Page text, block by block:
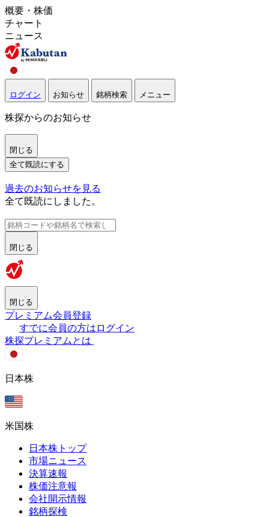
概要・株価
チャート
ニュース
ログイン お知らせ 銘柄検索 メニュー
株探からのお知らせ
閉じる
全て既読にする
過去のお知らせを見る
全て既読にしました。
閉じる
閉じる
プレミアム会員登録
すでに会員の方はログイン
株探プレミアムとは
日本株
米国株
日本株トップ
市場ニュース
決算速報
株価注意報
会社開示情報
銘柄探検